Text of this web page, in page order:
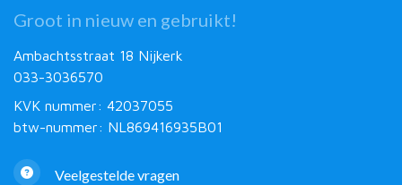
Groot in nieuw en gebruikt!
Ambachtsstraat 18 Nijkerk
033-3036570
KVK nummer: 42037055
btw-nummer: NL869416935B01
Veelgestelde vragen